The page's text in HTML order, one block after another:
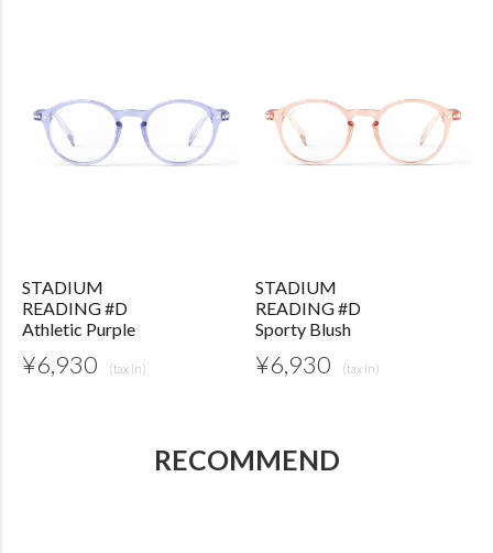
STADIUM
READING #D
Athletic Purple
¥6,930
STADIUM
READING #D
Sporty Blush
¥6,930
RECOMMEND